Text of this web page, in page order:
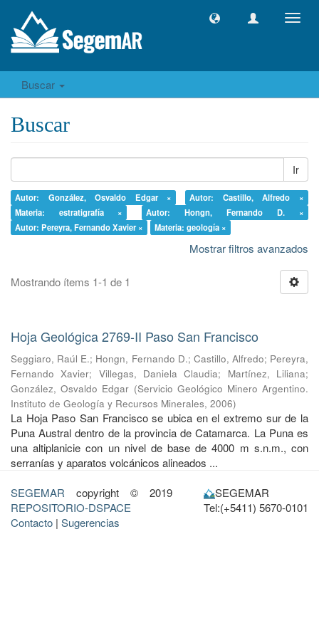
Buscar
Buscar
Ir
Autor: González, Osvaldo Edgar ×
Autor: Castillo, Alfredo ×
Materia: estratigrafía ×
Autor: Hongn, Fernando D. ×
Autor: Pereyra, Fernando Xavier ×
Materia: geología ×
Mostrar filtros avanzados
Mostrando ítems 1-1 de 1
Hoja Geológica 2769-II Paso San Francisco
Seggiaro, Raúl E.; Hongn, Fernando D.; Castillo, Alfredo; Pereyra,
Fernando Xavier; Villegas, Daniela Claudia; Martínez, Liliana;
González, Osvaldo Edgar (Servicio Geológico Minero Argentino.
Instituto de Geología y Recursos Minerales, 2006)
La Hoja Paso San Francisco se ubica en el extremo sur de la
Puna Austral dentro de la provincia de Catamarca. La Puna es
una altiplanicie con un nivel de base de 4000 m s.n.m., con
serranías y aparatos volcánicos alineados ...
SEGEMAR copyright © 2019
REPOSITORIO-DSPACE
Contacto | Sugerencias
SEGEMAR
Tel:(+5411) 5670-0101